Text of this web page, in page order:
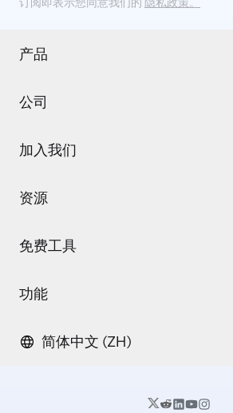
产品
公司
加入我们
资源
免费工具
功能
简体中文 (ZH)